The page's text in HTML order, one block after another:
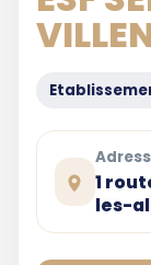
1
les-